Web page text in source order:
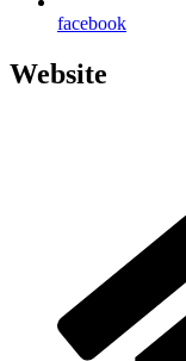
face­book
Website